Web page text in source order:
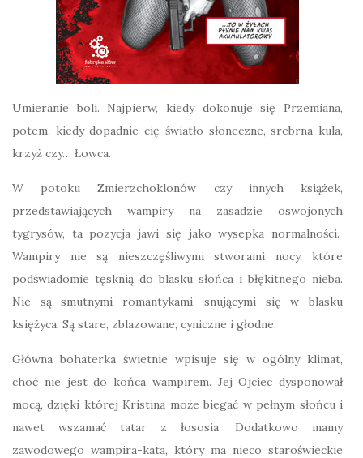
Umieranie boli. Najpierw, kiedy dokonuje się Przemiana,
potem, kiedy dopadnie cię światło słoneczne, srebrna kula,
krzyż czy… Łowca.
W potoku Zmierzchoklonów czy innych książek,
przedstawiających wampiry na zasadzie oswojonych
tygrysów, ta pozycja jawi się jako wysepka normalności.
Wampiry nie są nieszczęśliwymi stworami nocy, które
podświadomie tęsknią do blasku słońca i błękitnego nieba.
Nie są smutnymi romantykami, snującymi się w blasku
księżyca. Są stare, zblazowane, cyniczne i głodne.
Główna bohaterka świetnie wpisuje się w ogólny klimat,
choć nie jest do końca wampirem. Jej Ojciec dysponował
mocą, dzięki której Kristina może biegać w pełnym słońcu i
nawet wszamać tatar z łososia. Dodatkowo mamy
zawodowego wampira-kata, który ma nieco staroświeckie